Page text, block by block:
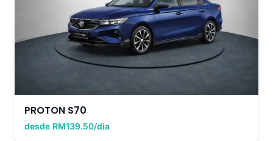
PROTON S70
desde RM139.50/dia